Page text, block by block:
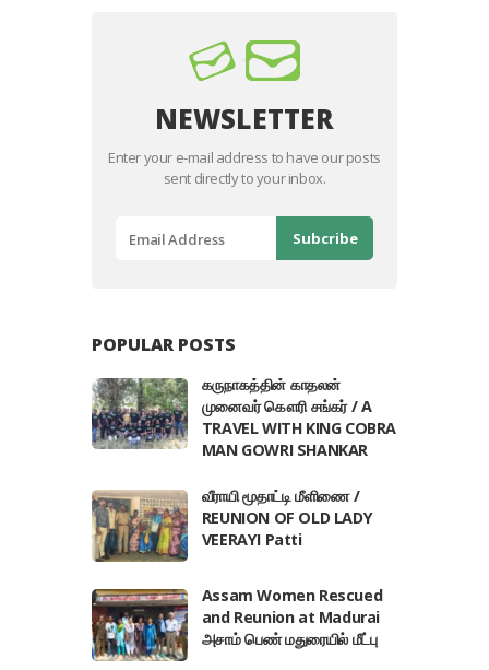
NEWSLETTER
Enter your e-mail address to have our posts
sent directly to your inbox.
POPULAR POSTS
கருநாகத்தின் காதலன்
முனைவர் கௌரி சங்கர் / A
TRAVEL WITH KING COBRA
MAN GOWRI SHANKAR
வீராயி மூதாட்டி மீளிணை /
REUNION OF OLD LADY
VEERAYI Patti
Assam Women Rescued
and Reunion at Madurai
அசாம் பெண் மதுரையில் மீட்பு